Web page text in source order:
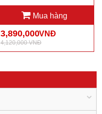
Mua hàng
3,890,000VNĐ
4,120,000 VNĐ